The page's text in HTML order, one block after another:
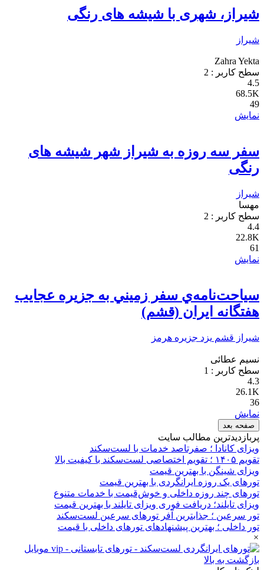
شیراز، شهری با شیشه های رنگی
شیراز
Zahra Yekta
سطح کاربر : 2
4.5
68.5K
49
نمایش
سفر سه روزه به شیراز شهر شیشه های
رنگی
شیراز
مهسا
سطح کاربر : 2
4.4
22.8K
61
نمایش
سياحت‌نامه‌ي سفر زميني به جزيره عجايب
هفتگانه ايران (قشم)
شیراز قشم یزد جزیره هرمز
نسيم عطائی
سطح کاربر : 1
4.3
26.1K
36
نمایش
صفحه بعد
پربازدیدترین مطالب سایت
ویزای کانادا ؛ صفرتاصد خدمات با لست‌سکند
تقویم ۱۴۰۵ ؛ تقویم اختصاصی لست‌سکند با کیفیت بالا
ویزای شینگن با بهترین قیمت
تورهای یک روزه ایرانگردی با بهترین قیمت
تورهای چند روزه داخلی و خوش‌قیمت با خدمات متنوع
ویزای تایلند؛ دریافت فوری ویزای تایلند با بهترین قیمت
تور سرعین ؛ جذابترین آفر تورهای سرعین لست‌سکند
تور داخلی ؛ بهترین پیشنهادهای تورهای داخلی با قیمت
×
بازگشت به بالا